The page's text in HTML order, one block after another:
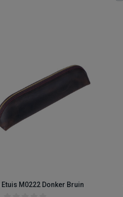
Etuis M0222 Donker Bruin